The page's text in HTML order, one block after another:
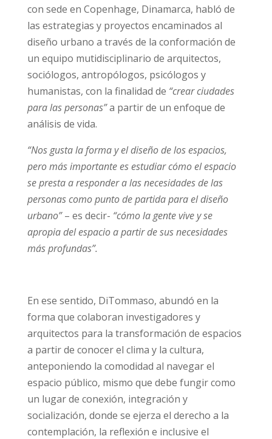
con sede en Copenhage, Dinamarca, habló de
las estrategias y proyectos encaminados al
diseño urbano a través de la conformación de
un equipo mutidisciplinario de arquitectos,
sociólogos, antropólogos, psicólogos y
humanistas, con la finalidad de “crear ciudades
para las personas”a partir de un enfoque de
análisis de vida.
“Nos gusta la forma y el diseño de los espacios,
pero más importante es estudiar cómo el espacio
se presta a responder a las necesidades de las
personas como punto de partida para el diseño
urbano”– es decir- “cómo la gente vive y se
apropia del espacio a partir de sus necesidades
más profundas”.
En ese sentido, DiTommaso, abundó en la
forma que colaboran investigadores y
arquitectos para la transformación de espacios
a partir de conocer el clima y la cultura,
anteponiendo la comodidad al navegar el
espacio público, mismo que debe fungir como
un lugar de conexión, integración y
socialización, donde se ejerza el derecho a la
contemplación, la reflexión e inclusive el